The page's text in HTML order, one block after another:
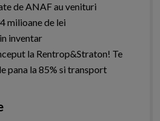
de ANAF au venituri
milioane de lei
inventar
la Rentrop&Straton! Te
pana la 85% si transport